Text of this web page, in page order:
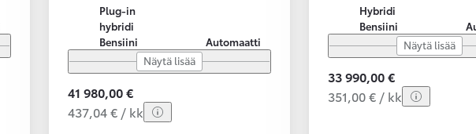
Plug-in
hybridi
Bensiini
Automaatti
Näytä lisää
41 980,00 €
437,04 € / kk
Hybridi
Bensiini
Näytä lisää
33 990,00 €
351,00 € / kk